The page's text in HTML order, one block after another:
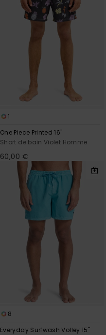
1
One Piece Printed 16"
Short de bain Violet Homme
60,00 €
8
Everyday Surfwash Volley 15"